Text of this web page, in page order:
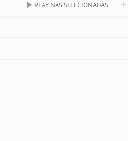
PLAY NAS SELECIONADAS